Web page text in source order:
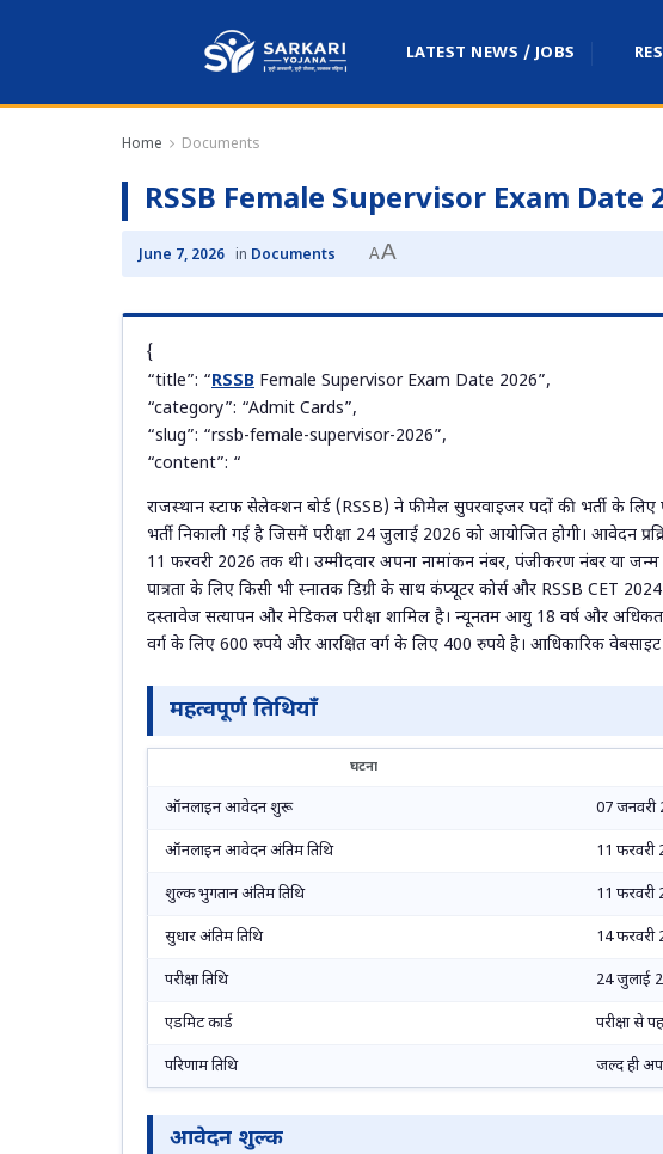
LATEST NEWS / JOBS
Home Documents
RSSB Female Supervisor Exam Date
June 7, 2026 in Documents AA
{
“title”: “RSSB Female Supervisor Exam Date 2026”,
“category”: “Admit Cards”,
“slug”: “rssb-female-supervisor-2026”,
“content”: “
राजस्थान स्टाफ सेलेक्शन बोर्ड (RSSB) ने फीमेल सुपरवाइजर पदों की भर्ती के लिए
भर्ती निकाली गई है जिसमें परीक्षा 24 जुलाई 2026 को आयोजित होगी। आवेदन
11 फरवरी 2026 तक थी। उम्मीदवार अपना नामांकन नंबर, पंजीकरण नंबर या
पात्रता के लिए किसी भी स्नातक डिग्री के साथ कंप्यूटर कोर्स और RSSB CET
दस्तावेज सत्यापन और मेडिकल परीक्षा शामिल है। न्यूनतम आयु 18 वर्ष और
वर्ग के लिए 600 रुपये और आरक्षित वर्ग के लिए 400 रुपये है। आधिकारिक वेबसाइट
महत्वपूर्ण तिथियाँ
घटना
ऑनलाइन आवेदन शुरू 07 जनवरी
ऑनलाइन आवेदन अंतिम तिथि 11 फरवरी
शुल्क भुगतान अंतिम तिथि 11 फरवरी
सुधार अंतिम तिथि 14 फरवरी
परीक्षा तिथि 24 जुलाई
एडमिट कार्ड परीक्षा से
परिणाम तिथि जल्द ही
आवेदन शुल्क